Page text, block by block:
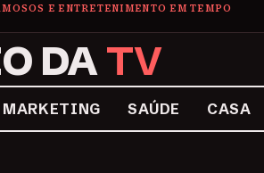
E ENTRETENIMENTO EM TEMPO
DATV
MARKETING SAÚDE CASA